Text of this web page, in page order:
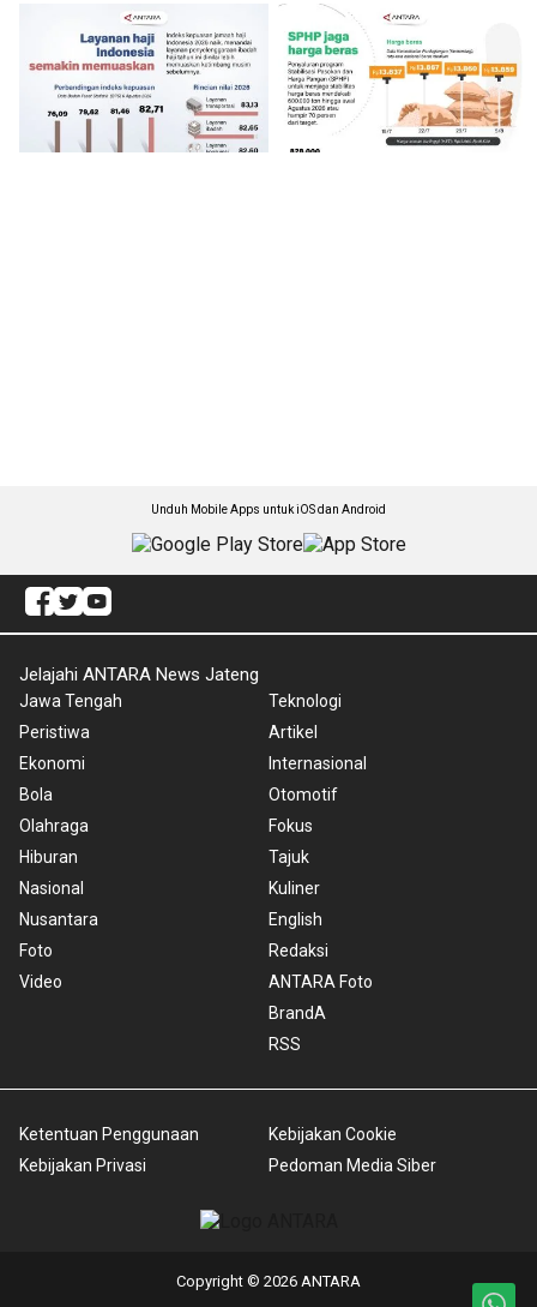
Unduh Mobile Apps untuk iOS dan Android
Jelajahi ANTARA News Jateng
Jawa Tengah
Peristiwa
Ekonomi
Bola
Olahraga
Hiburan
Nasional
Nusantara
Foto
Video
Teknologi
Artikel
Internasional
Otomotif
Fokus
Tajuk
Kuliner
English
Redaksi
ANTARA Foto
BrandA
RSS
Ketentuan Penggunaan
Kebijakan Privasi
Kebijakan Cookie
Pedoman Media Siber
Copyright © 2026 ANTARA